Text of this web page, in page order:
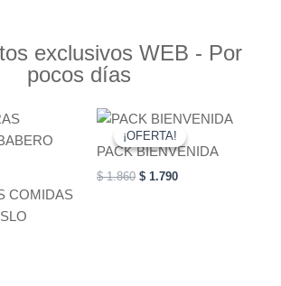
exclusivos WEB - Por
pocos días
COMIDAS
¡OFERTA!
¡OFERTA!
PACK BIENVENIDA
$1.860
Original
price
was:
$ 1.790
Current
is: